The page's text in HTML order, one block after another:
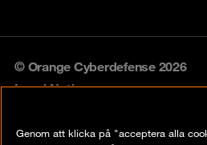
© Orange Cyberdefense 2026
Legal Notice
Genom att klicka på "acceptera alla